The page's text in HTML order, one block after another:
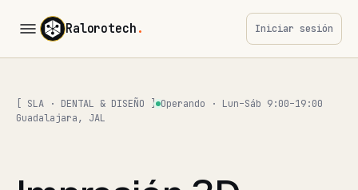
Ralorotech . Iniciar sesión
[ SLA · DENTAL & DISEÑO ] Operando · Lun–Sáb 9:00–19:00
Guadalajara, JAL